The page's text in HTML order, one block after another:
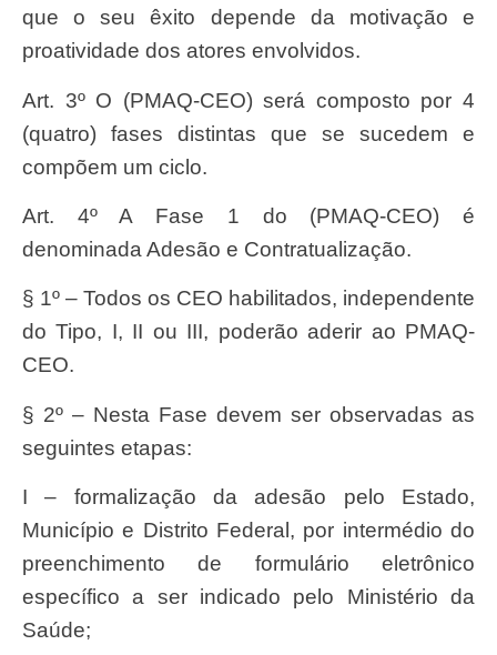
que o seu êxito depende da motivação e
proatividade dos atores envolvidos.
Art. 3º O (PMAQ-CEO) será composto por 4
(quatro) fases distintas que se sucedem e
compõem um ciclo.
Art. 4º A Fase 1 do (PMAQ-CEO) é
denominada Adesão e Contratualização.
§ 1º – Todos os CEO habilitados, independente
do Tipo, I, II ou III, poderão aderir ao PMAQ-
CEO.
§ 2º – Nesta Fase devem ser observadas as
seguintes etapas:
I – formalização da adesão pelo Estado,
Município e Distrito Federal, por intermédio do
preenchimento de formulário eletrônico
específico a ser indicado pelo Ministério da
Saúde;